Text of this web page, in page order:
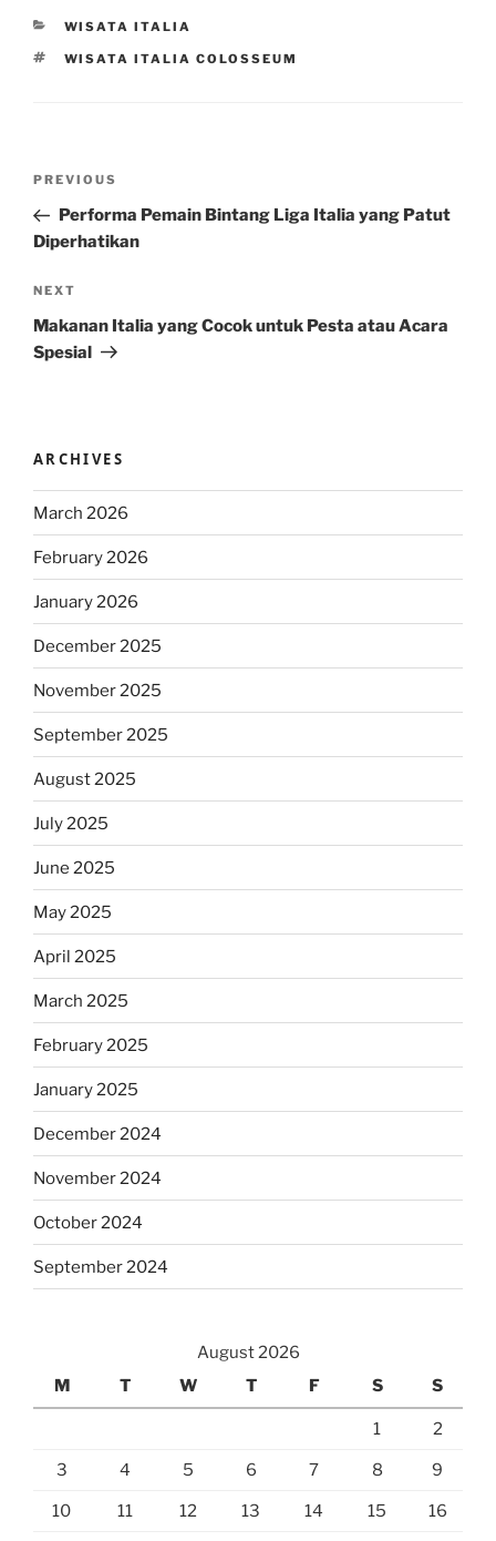
CATEGORIES
WISATA ITALIA
TAGS
WISATA ITALIA COLOSSEUM
Previous
Post
PREVIOUS
Performa Pemain Bintang Liga Italia yang Patut
Diperhatikan
Next
Post
NEXT
Makanan Italia yang Cocok untuk Pesta atau Acara
Spesial
ARCHIVES
March 2026
February 2026
January 2026
December 2025
November 2025
September 2025
August 2025
July 2025
June 2025
May 2025
April 2025
March 2025
February 2025
January 2025
December 2024
November 2024
October 2024
September 2024
August 2026
M
T W T F S S
1 2
3 4 5 6 7 8 9
10 11 12 13 14 15 16